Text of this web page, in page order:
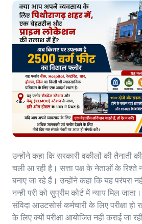
उन्होंने कहा कि सरकारी वकीलों की तैनाती
चली आ रही है। सत्ता पक्ष के नेताओं के रिश्ते
बनाए जा रहे हैं। उन्होंने कहा कि यह परंपरा
नन्ही परी को सुप्रीम कोर्ट में न्याय मिल
संविदा आउटसोर्स कर्मचारी के लिए परीक्षा हो
के लिए क्यों परीक्षा आयोजित नहीं कराई जा